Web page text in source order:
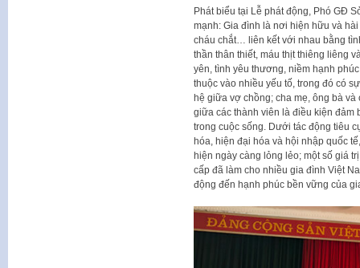
Phát biểu tại Lễ phát động, Phó GĐ
mạnh: Gia đình là nơi hiện hữu và
cháu chắt… liên kết với nhau bằng
thần thân thiết, máu thịt thiêng liêng
yên, tình yêu thương, niềm hạnh
thuộc vào nhiều yếu tố, trong đó có
hệ giữa vợ chồng; cha mẹ, ông bà và
giữa các thành viên là điều kiện
trong cuộc sống. Dưới tác động tiêu
hóa, hiện đại hóa và hội nhập quốc
hiện ngày càng lỏng lẻo; một số giá
cấp đã làm cho nhiều gia đình Việt
động đến hạnh phúc bền vững của